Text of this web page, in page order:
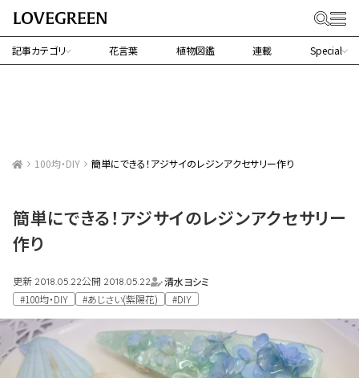
記事カテゴリ 花言葉 植物図鑑 連載 Special
100均・DIY 簡単にできる！アジサイのレジンアクセサリー作り
簡単にできる！アジサイのレジンアクセサリー
作り
更新 2018.05.22公開 2018.05.22
清水ヨシミ
#100均・DIY
#あじさい(紫陽花) #DIY